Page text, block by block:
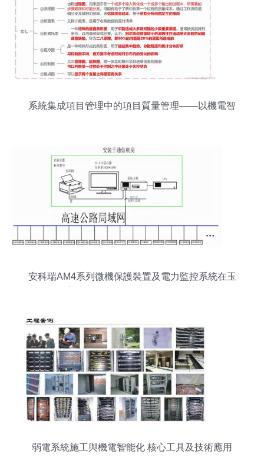
系統集成項目管理中的項目質量管理——以機電智
安科瑞AM4系列微機保護裝置及電力監控系統在玉
弱電系統施工與機電智能化 核心工具及技術應用